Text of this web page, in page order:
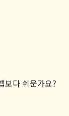
보다 쉬운가요?